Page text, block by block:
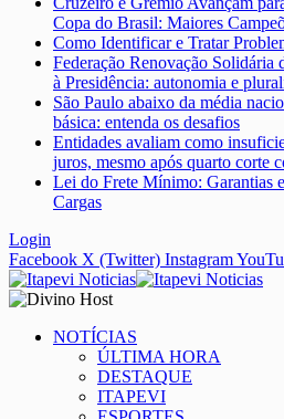
Copa do Brasil: Maiores
Como Identificar e Tratar
Federação Renovação Solidária
à Presidência: autonomia e
São Paulo abaixo da média
básica: entenda os desafios
Entidades avaliam como
juros, mesmo após quarto corte
Lei do Frete Mínimo: Garantias
Cargas
Login
Facebook X (Twitter) Instagram
NOTÍCIAS
ÚLTIMA HORA
DESTAQUE
ITAPEVI